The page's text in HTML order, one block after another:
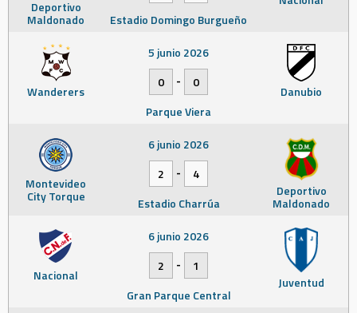
Deportivo
Maldonado
Estadio Domingo Burgueño
Wanderers Danubio
5 junio 2026
0
-
0
Parque Viera
Montevideo
City Torque Deportivo
Maldonado
6 junio 2026
2
-
4
Estadio Charrúa
Nacional Juventud
6 junio 2026
2
-
1
Gran Parque Central